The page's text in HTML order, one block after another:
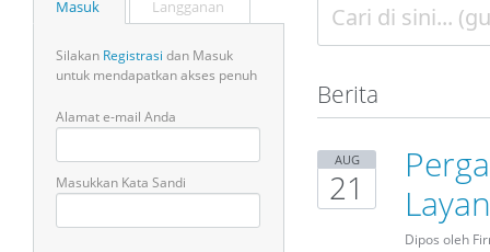
Masuk Langganan
Silakan Registrasi dan Masuk
untuk mendapatkan akses penuh
Alamat e-mail Anda
Masukkan Kata Sandi
Berita
AUG
21
Dipos oleh